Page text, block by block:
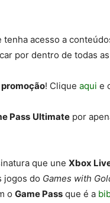
tenha acesso a
por dentro de todas
promoção! Clique aqui e
Pass Ultimate por
que une Xbox
jogos do Games with
o Game Pass que é a